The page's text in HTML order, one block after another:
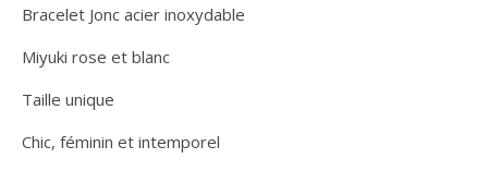
Bracelet Jonc acier inoxydable
Miyuki rose et blanc
Taille unique
Chic, féminin et intemporel